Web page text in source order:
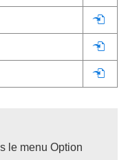
le menu Option